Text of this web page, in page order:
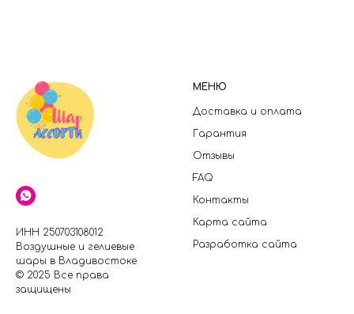
ИНН 250703108012
Воздушные и гелиевые
шары в Владивостоке
© 2025 Все права
защищены
МЕНЮ
Доставка и оплата
Гарантия
Отзывы
FAQ
Контакты
Карта сайта
Разработка сайта